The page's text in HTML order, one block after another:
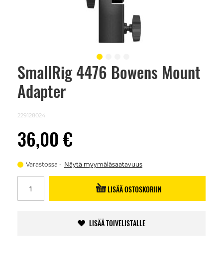
SmallRig 4476 Bowens Mount
Adapter
229128024
36,00 €
Varastossa Näytä myymäläsaatavuus
LISÄÄ OSTOSKORIIN
LISÄÄ TOIVELISTALLE
Skip
beginning
images